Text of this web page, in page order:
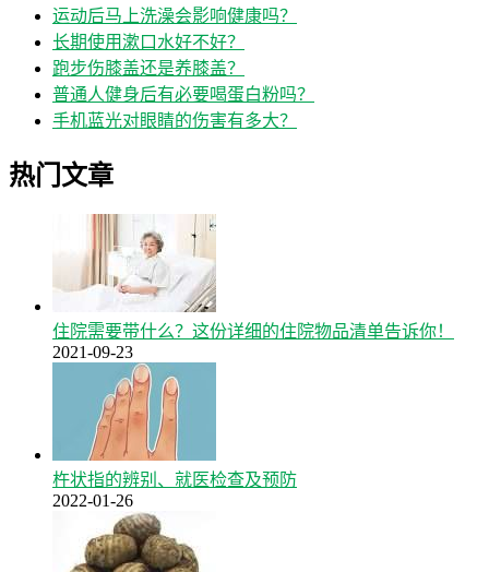
运动后马上洗澡会影响健康吗？
长期使用漱口水好不好？
跑步伤膝盖还是养膝盖？
普通人健身后有必要喝蛋白粉吗？
手机蓝光对眼睛的伤害有多大？
热门文章
住院需要带什么？这份详细的住院物品清单告诉你！
2021-09-23
杵状指的辨别、就医检查及预防
2022-01-26